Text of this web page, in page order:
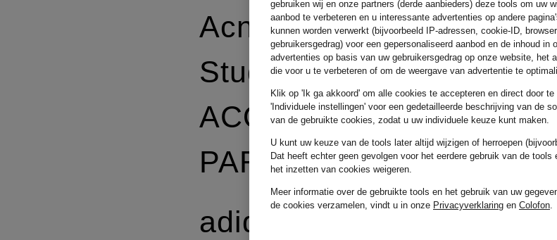
Acne
Studios
ACQUA DI
PARMA
adidas
altea
gebruiken wij en onze partners (derde aanbieders) deze tools om uw
aanbod te verbeteren en u interessante advertenties op andere
kunnen worden verwerkt (bijvoorbeeld IP-adressen, cookie-ID,
gebruikersgedrag) voor een gepersonaliseerd aanbod en de inhoud in
advertenties op basis van uw gebruikersgedrag op onze website, het
die voor u te verbeteren of om de weergave van advertentie te
Klik op 'Ik ga akkoord' om alle cookies te accepteren en direct door
'Individuele instellingen' voor een gedetailleerde beschrijving van de
van de gebruikte cookies, zodat u uw individuele keuze kunt maken.
U kunt uw keuze van de tools later altijd wijzigen of herroepen
Dat heeft echter geen gevolgen voor het eerdere gebruik van de tools
het inzetten van cookies weigeren.
Meer informatie over de gebruikte tools en het gebruik van uw
de cookies verzamelen, vindt u in onze Privacyverklaring en Colofon.